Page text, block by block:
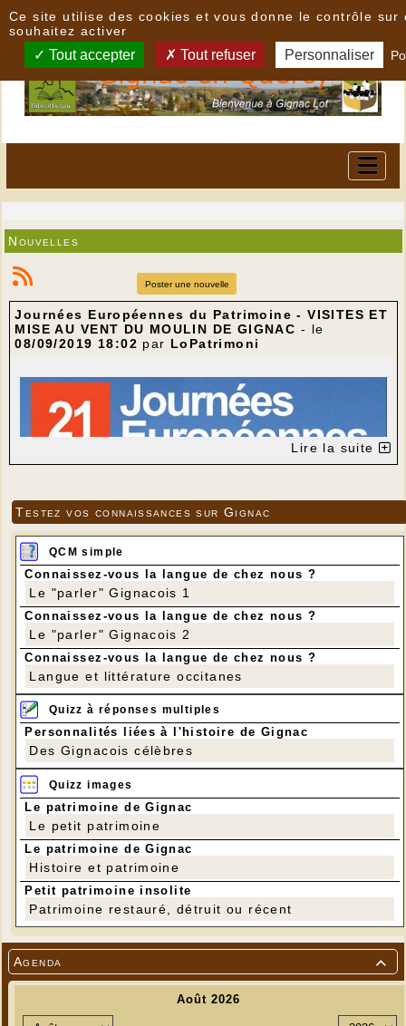

Agenda
Nouvelles
Poster une nouvelle
Journées Européennes du Patrimoine - VISITES ET
MISE AU VENT DU MOULIN DE GIGNAC - le
08/09/2019 18:02 par LoPatrimoni
Lire la suite
Testez vos connaissances sur Gignac
QCM simple
Connaissez-vous la langue de chez nous ?
Le "parler" Gignacois 1
Connaissez-vous la langue de chez nous ?
Le "parler" Gignacois 2
Connaissez-vous la langue de chez nous ?
Langue et littérature occitanes
Quizz à réponses multiples
Personnalités liées à l'histoire de Gignac
Des Gignacois célèbres
Quizz images
Le patrimoine de Gignac
Le petit patrimoine
Le patrimoine de Gignac
Histoire et patrimoine
Petit patrimoine insolite
Patrimoine restauré, détruit ou récent
Ce site utilise des cookies et vous donne le contrôle sur
souhaitez activer
Tout accepter Tout refuser Personnaliser